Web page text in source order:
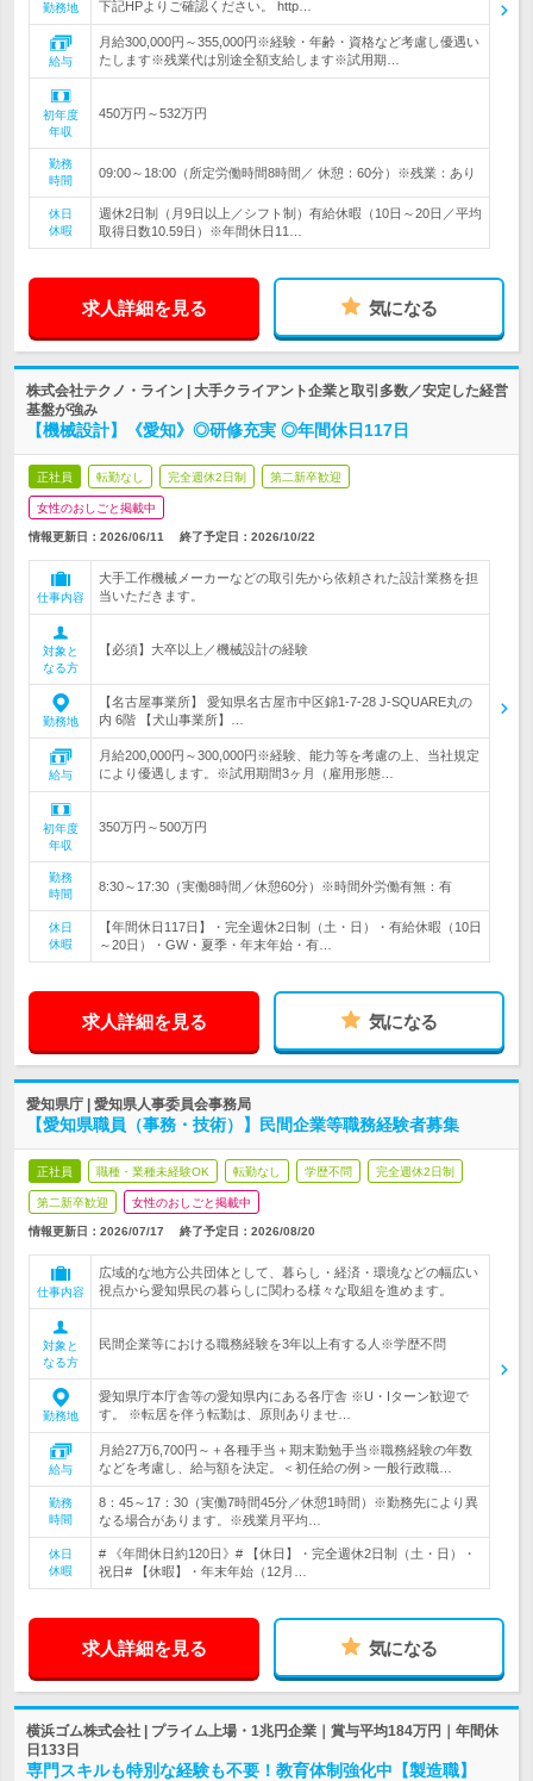
勤務地 下記HPよりご確認ください。 http…
給与
月給300,000円～355,000円※経験・年齢・資格など考慮し優遇い
たします※残業代は別途全額支給します※試用期…
初年度
年収
450万円～532万円
勤務
時間
09:00～18:00（所定労働時間8時間／ 休憩：60分）※残業：あり
休日
休暇
週休2日制（月9日以上／シフト制）有給休暇（10日～20日／平均
取得日数10.59日）※年間休日11…
求人詳細を見る 気になる
株式会社テクノ・ライン | 大手クライアント企業と取引多数／安定した経営
基盤が強み
【機械設計】《愛知》◎研修充実 ◎年間休日117日
正社員 転勤なし 完全週休2日制 第二新卒歓迎
女性のおしごと掲載中
情報更新日：2026/06/11 終了予定日： 2026/10/22
仕事内容
大手工作機械メーカーなどの取引先から依頼された設計業務を担
当いただきます。
対象と
なる方
【必須】大卒以上／機械設計の経験
勤務地
【名古屋事業所】 愛知県名古屋市中区錦1-7-28 J-SQUARE丸の
内 6階 【犬山事業所】…
給与
月給200,000円～300,000円※経験、能力等を考慮の上、当社規定
により優遇します。※試用期間3ヶ月（雇用形態…
初年度
年収
350万円～500万円
勤務
時間
8:30～17:30（実働8時間／休憩60分）※時間外労働有無：有
休日
休暇
【年間休日117日】・完全週休2日制（土・日）・有給休暇（10日
～20日）・GW・夏季・年末年始・有…
求人詳細を見る 気になる
愛知県庁 | 愛知県人事委員会事務局
【愛知県職員（事務・技術）】民間企業等職務経験者募集
正社員 職種・業種未経験OK 転勤なし 学歴不問 完全週休2日制
第二新卒歓迎 女性のおしごと掲載中
情報更新日：2026/07/17 終了予定日： 2026/08/20
仕事内容
広域的な地方公共団体として、暮らし・経済・環境などの幅広い
視点から愛知県民の暮らしに関わる様々な取組を進めます。
対象と
なる方
民間企業等における職務経験を3年以上有する人※学歴不問
勤務地
愛知県庁本庁舎等の愛知県内にある各庁舎 ※U・Iターン歓迎で
す。 ※転居を伴う転勤は、原則ありませ…
給与
月給27万6,700円～＋各種手当＋期末勤勉手当※職務経験の年数
などを考慮し、給与額を決定。＜初任給の例＞一般行政職…
勤務
時間
8：45～17：30（実働7時間45分／休憩1時間）※勤務先により異
なる場合があります。※残業月平均…
休日
休暇
# 《年間休日約120日》# 【休日】・完全週休2日制（土・日）・
祝日# 【休暇】・年末年始（12月…
求人詳細を見る 気になる
横浜ゴム株式会社 | プライム上場・1兆円企業｜賞与平均184万円｜年間休
日133日
専門スキルも特別な経験も不要！教育体制強化中【製造職】